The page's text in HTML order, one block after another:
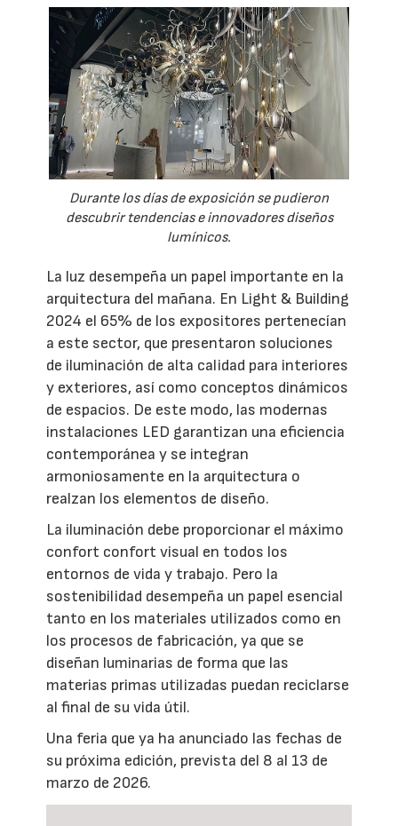
Durante los días de exposición se pudieron
descubrir tendencias e innovadores diseños
lumínicos.
La luz desempeña un papel importante en la
arquitectura del mañana. En Light & Building
2024 el 65% de los expositores pertenecían
a este sector, que presentaron soluciones
de iluminación de alta calidad para interiores
y exteriores, así como conceptos dinámicos
de espacios. De este modo, las modernas
instalaciones LED garantizan una eficiencia
contemporánea y se integran
armoniosamente en la arquitectura o
realzan los elementos de diseño.
La iluminación debe proporcionar el máximo
confort confort visual en todos los
entornos de vida y trabajo. Pero la
sostenibilidad desempeña un papel esencial
tanto en los materiales utilizados como en
los procesos de fabricación, ya que se
diseñan luminarias de forma que las
materias primas utilizadas puedan reciclarse
al final de su vida útil.
Una feria que ya ha anunciado las fechas de
su próxima edición, prevista del 8 al 13 de
marzo de 2026.